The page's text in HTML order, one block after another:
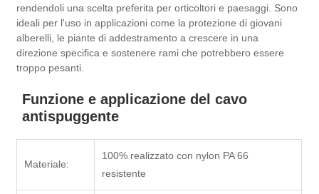
rendendoli una scelta preferita per orticoltori e paesaggi. Sono
ideali per l'uso in applicazioni come la protezione di giovani
alberelli, le piante di addestramento a crescere in una
direzione specifica e sostenere rami che potrebbero essere
troppo pesanti.
Funzione e applicazione del cavo
antispuggente
Materiale:
100% realizzato con nylon PA 66
resistente